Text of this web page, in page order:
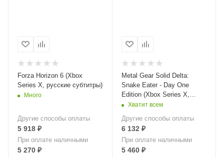
Forza Horizon 6 (Xbox
Series X, русские субтитры)
Много
Другие способы оплаты
5 918 ₽
При оплате наличными
5 270 ₽
Metal Gear Solid Delta:
Snake Eater - Day One
Edition (Xbox Series X,
русские субтитры)
Хватит всем
Другие способы оплаты
6 132 ₽
При оплате наличными
5 460₽